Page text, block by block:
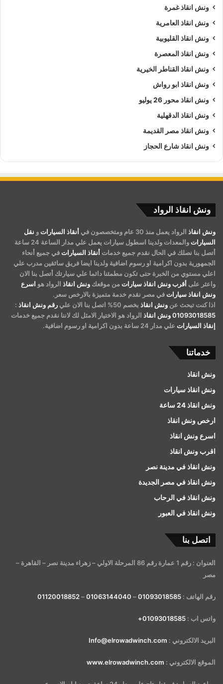
ونش انقاذ غمرة
ونش انقاذ العامرية
ونش انقاذ القليوبية
ونش انقاذ المعصرة
ونش انقاذ القناطر الخيرية
ونش انقاذ ابو رواش
ونش انقاذ محور 26 يوليو
ونش انقاذ الدقهلية
ونش انقاذ مصر القديمة
ونش انقاذ شارع الحجاز
ونش انقاذ الرواد
ونش انقاذ الرواد يعمل منذ 30 عام ومتخصصون في أنقاذ السيارات و نقل
السيارات
والمعدات ولدينا اسطول سيارات يعمل علي مدار الساعة 24 ساعة
أتصل بنا نصلك في الحال نقدم جميع خدمات أنقاذ السيارات في جميع أنحاء
الجمهورية بدون اكرامية او رسوم اضافية ولدينا ايضا فريق سائقين مدرب علي
اعلي مستوي من الخبرة حتى تكون مطمئنا دائما علي سيارتك أتصل بنا الان
واعثر على أقرب ونش انقاذ سيارات من موقعك ونش انقاذ الرواد هو اسرع
ونش انقاذ سيارات في مصر نقدم خدمة متميزة بالارخص سعر.
اذا كنت تبحث عن ونش انقاذ بخصم 50% اتصل بنا الان علي رقم ونش انقاذ :
01093018585ونش انقاذ الرواد هو الاختيار الامثل لك لاننا نقدم جميع خدمات
إنقاذ السيارات علي مدار 24 ساعة بدون اكرامية او رسوم اضافية.
خدماتنا
ونش انقاذ
ونش انقاذ سيارات
ونش انقاذ 24 ساعة
ارخص ونش انقاذ
اسرع ونش انقاذ
اقرب ونش انقاذ
ونش انقاذ في مدينة نصر
ونش انقاذ في مصر الجديدة
ونش انقاذ في الرحاب
ونش انقاذ في العبور
اتصل بنا
العنوان : رقم 1 عمارة رقم 86 المرحلة الاولي – زهراء مدينة نصر – القاهرة –
مصر
رقم الهاتف : 01093018585
–
01063144040
–
01120018852
واتس اب : 01093018585+
البريد الالكتروني : Info@elrowadwinch.com
الموقع الالكتروني : www.elrowadwinch.com